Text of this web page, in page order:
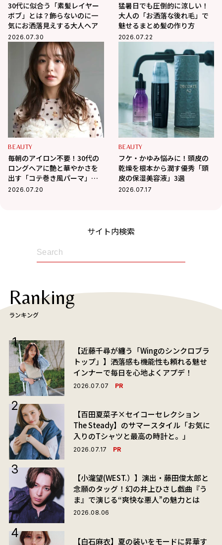
30代に似合う「素髪レイヤー
ボブ」とは？飾らないのに一
気にお洒落見えする大人ヘア
2026.07.30
猛暑日でも圧倒的に涼しい！
大人の「お洒落な後れ毛」で
魅せるまとめ髪の作り方
2026.07.22
BEAUTY
毎朝のアイロン不要！30代の
ロングヘアに艶と華やかさを
出す「コテ巻き風パーマ」が
優秀すぎる
2026.07.20
BEAUTY
フケ・かゆみ悩みに！頭皮の
乾燥を根本から潤す優秀「頭
皮の保湿美容液」3選
2026.07.17
サイト内検索
Ranking
ランキング
【近藤千尋が纏う「Wingのシンクロブラ
トップ」】洒落感も機能性も頼れる魅せ
インナーで毎日を心地よくアプデ！
2026.07.07 PR
【百田夏菜子×セイコーセレクション
The Steady】のサマースタイル「お気に
入りのTシャツと最高の時計と。」
2026.07.17 PR
【小瀧望(WEST.）】演出・藤田俊太郎と
念願のタッグ！幻の井上ひさし戯曲『う
ま』で演じる“爽快な悪人”の魅力とは
2026.08.06
【白石麻衣】夏の装いをモードに昇華す